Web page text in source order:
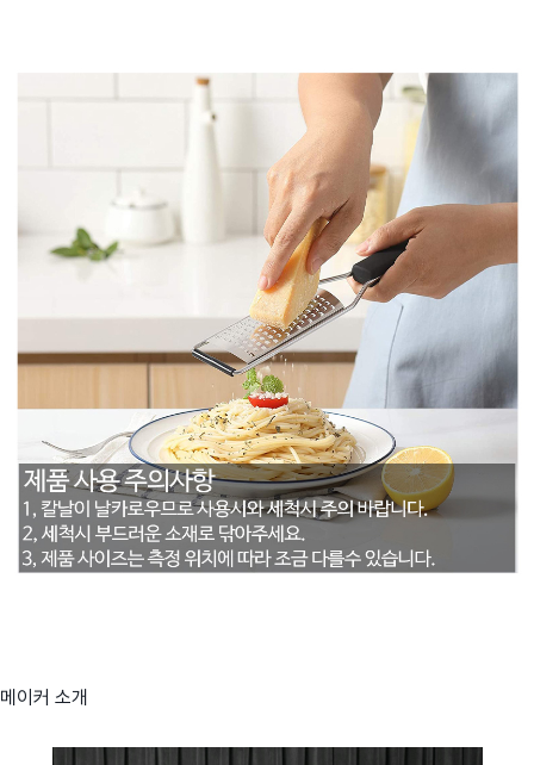
메이커 소개